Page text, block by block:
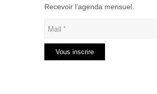
Recevoir l’agenda mensuel.